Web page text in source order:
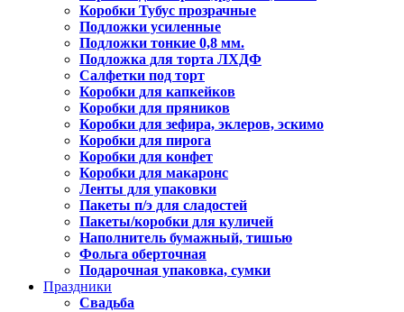
Коробки Тубус прозрачные
Подложки усиленные
Подложки тонкие 0,8 мм.
Подложка для торта ЛХДФ
Салфетки под торт
Коробки для капкейков
Коробки для пряников
Коробки для зефира, эклеров, эскимо
Коробки для пирога
Коробки для конфет
Коробки для макаронс
Ленты для упаковки
Пакеты п/э для сладостей
Пакеты/коробки для куличей
Наполнитель бумажный, тишью
Фольга оберточная
Подарочная упаковка, сумки
Праздники
Свадьба